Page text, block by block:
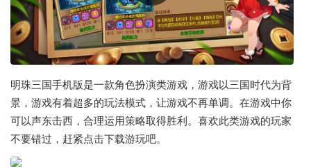
明珠三国手机版是一款角色扮演类游戏，游戏以三国时代为背
景，游戏有着超多的玩法模式，让游戏不再单调。在游戏中你
可以声东击西，合理运用策略取得胜利。喜欢此类游戏的玩家
不要错过，赶紧点击下载游玩吧。